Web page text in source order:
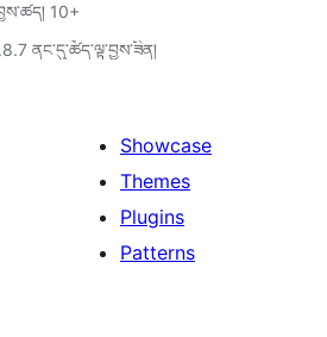
10+
ནང་དུ་ཚོད་ལྟ་བྱས་ཟིན།
Showcase
Themes
Plugins
Patterns